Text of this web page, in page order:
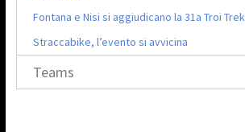
Fontana e Nisi si aggiudicano la 31a Troi Trek
Straccabike, l’evento si avvicina
Teams